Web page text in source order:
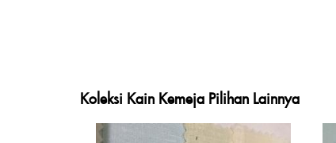
Koleksi Kain Kemeja Pilihan Lainnya